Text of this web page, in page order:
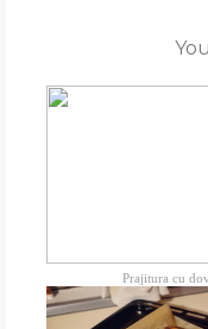
Prajitura cu